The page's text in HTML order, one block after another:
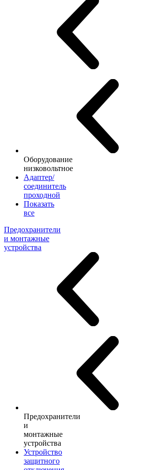
Оборудование
низковольтное
Адаптер/
соединитель
проходной
Показать
все
Предохранители
и монтажные
устройства
Предохранители
и
монтажные
устройства
Устройство
защитного